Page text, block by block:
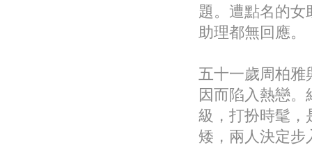
題。遭點名的
助理都無回應。
五十一歲周柏雅
因而陷入熱戀
級，打扮時髦，
矮，兩人決定